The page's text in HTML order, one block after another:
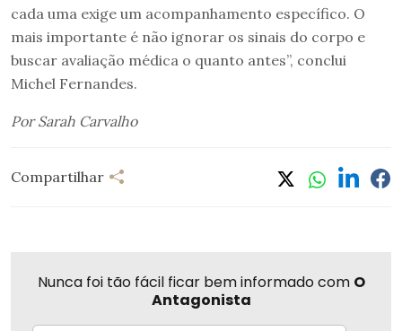
cada uma exige um acompanhamento específico. O
mais importante é não ignorar os sinais do corpo e
buscar avaliação médica o quanto antes”, conclui
Michel Fernandes.
Por Sarah Carvalho
Compartilhar
Nunca foi tão fácil ficar bem informado com O
Antagonista